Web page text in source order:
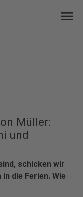
menu
Müller:
und
schicken wir
die Ferien. Wie